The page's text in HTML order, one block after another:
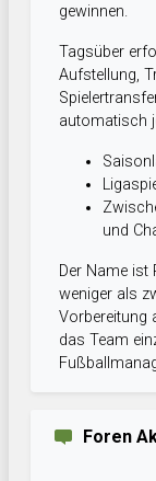
gewinnen.
Tagsüber
Aufstellung,
automatisch
und
Der Name ist
weniger als
Vorbereitung
das Team
Foren